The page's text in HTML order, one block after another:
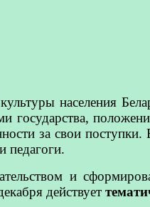
населения
за свои
педагоги.
и
действует